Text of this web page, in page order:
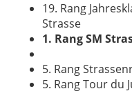
19. Rang
Strasse
1. Rang SM
5. Rang
5. Rang Tour du